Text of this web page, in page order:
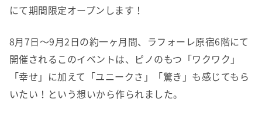
にて期間限定オープンします！
8月7日〜9月2日の約一ヶ月間、ラフォーレ原宿6階にて
開催されるこのイベントは、ピノのもつ「ワクワク」
「幸せ」に加えて「ユニークさ」「驚き」も感じてもら
いたい！という想いから作られました。